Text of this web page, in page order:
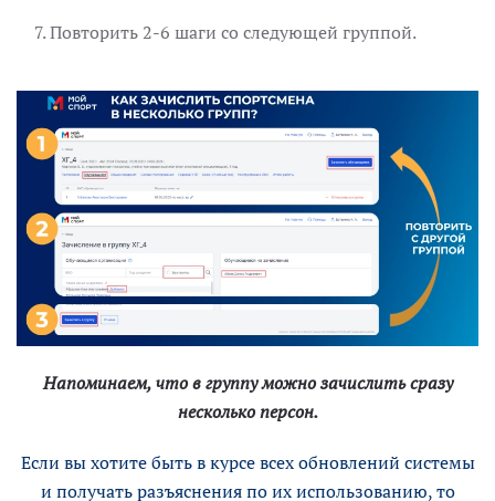
Повторить 2-6 шаги со следующей группой.
Напоминаем, что в группу можно зачислить сразу
несколько персон.
Если вы хотите быть в курсе всех обновлений системы
и получать разъяснения по их использованию, то